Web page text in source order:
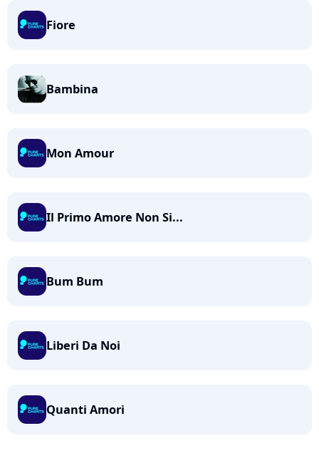
Fiore
Bambina
Mon Amour
Il Primo Amore Non Si...
Bum Bum
Liberi Da Noi
Quanti Amori